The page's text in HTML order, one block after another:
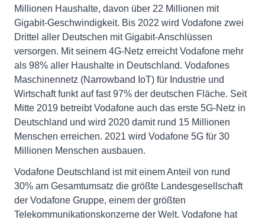
Millionen Haushalte, davon über 22 Millionen mit
Gigabit-Geschwindigkeit. Bis 2022 wird Vodafone zwei
Drittel aller Deutschen mit Gigabit-Anschlüssen
versorgen. Mit seinem 4G-Netz erreicht Vodafone mehr
als 98% aller Haushalte in Deutschland. Vodafones
Maschinennetz (Narrowband IoT) für Industrie und
Wirtschaft funkt auf fast 97% der deutschen Fläche. Seit
Mitte 2019 betreibt Vodafone auch das erste 5G-Netz in
Deutschland und wird 2020 damit rund 15 Millionen
Menschen erreichen. 2021 wird Vodafone 5G für 30
Millionen Menschen ausbauen.
Vodafone Deutschland ist mit einem Anteil von rund
30% am Gesamtumsatz die größte Landesgesellschaft
der Vodafone Gruppe, einem der größten
Telekommunikationskonzerne der Welt. Vodafone hat